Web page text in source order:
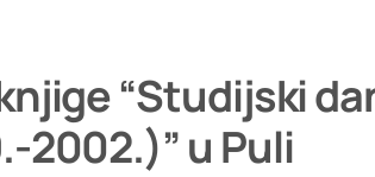
“Studijski
2002.)” u Puli